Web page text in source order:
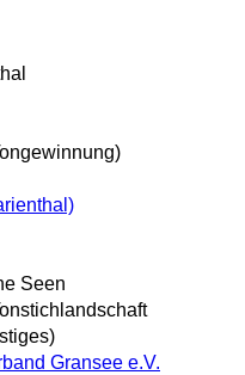
Seen
Gransee e.V.